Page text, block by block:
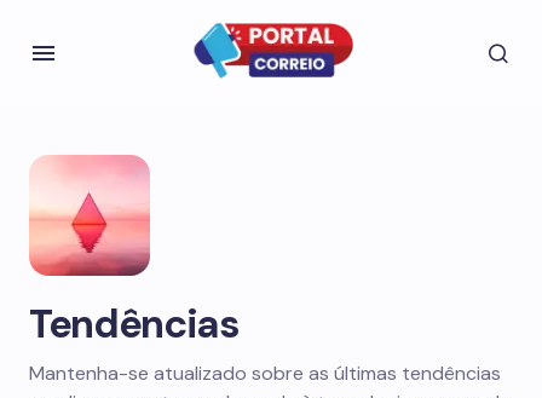
Tendências
Mantenha-se atualizado sobre as últimas tendências